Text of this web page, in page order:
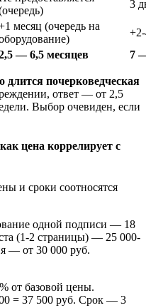
3
месяц (очередь на
— 6,5 месяцев 7
длится почерковедческая
ответ — от 2,5
Выбор очевиден, если
цена коррелирует с
и сроки соотносятся
одной подписи — 18
(1-2 страницы) — 25 000-
— от 30 000 руб.
от базовой цены.
= 37 500 руб. Срок — 3